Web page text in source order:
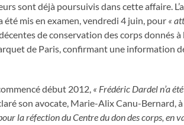
sont déjà poursuivis dans cette affaire.
été mis en examen, vendredi 4 juin, pour «
de conservation des corps donnés
de Paris, confirmant une information
début 2012, « Frédéric Dardel n’a
son avocate, Marie-Alix Canu-Bernard, à
la réfection du Centre du don des corps, en